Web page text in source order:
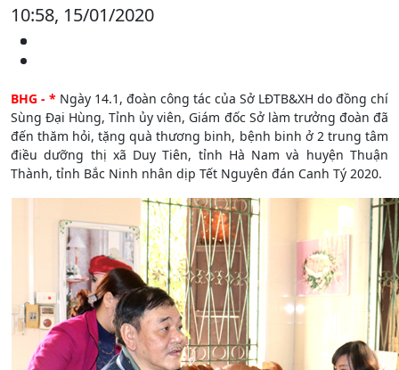
10:58, 15/01/2020
BHG - * Ngày 14.1, đoàn công tác của Sở LĐTB&XH do đồng chí
Sùng Đại Hùng, Tỉnh ủy viên, Giám đốc Sở làm trưởng đoàn đã
đến thăm hỏi, tặng quà thương binh, bệnh binh ở 2 trung tâm
điều dưỡng thị xã Duy Tiên, tỉnh Hà Nam và huyện Thuận
Thành, tỉnh Bắc Ninh nhân dịp Tết Nguyên đán Canh Tý 2020.